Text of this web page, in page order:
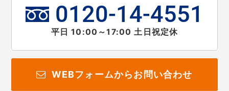
0120-14-4551
平日 10:00～17:00 土日祝定休
WEBフォームからお問い合わせ